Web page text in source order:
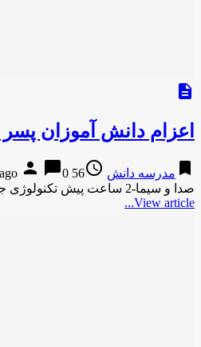
description
اعزام دانش آموزان
bookmark مدرسه دانش access_time
56 years ago
person chat_bubble0
صدا و سیما-2 ساعت پیش تکنولوژی جدید مد روز
View article...